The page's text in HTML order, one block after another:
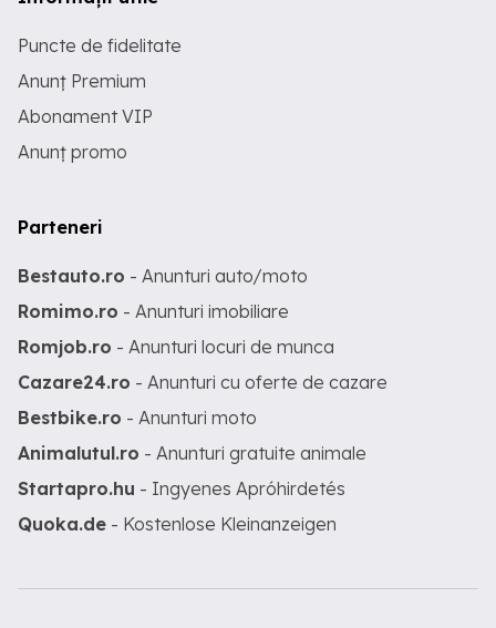
Puncte de fidelitate
Anunț Premium
Abonament VIP
Anunț promo
Parteneri
Bestauto.ro - Anunturi auto/moto
Romimo.ro - Anunturi imobiliare
Romjob.ro - Anunturi locuri de munca
Cazare24.ro - Anunturi cu oferte de cazare
Bestbike.ro - Anunturi moto
Animalutul.ro - Anunturi gratuite animale
Startapro.hu - Ingyenes Apróhirdetés
Quoka.de - Kostenlose Kleinanzeigen